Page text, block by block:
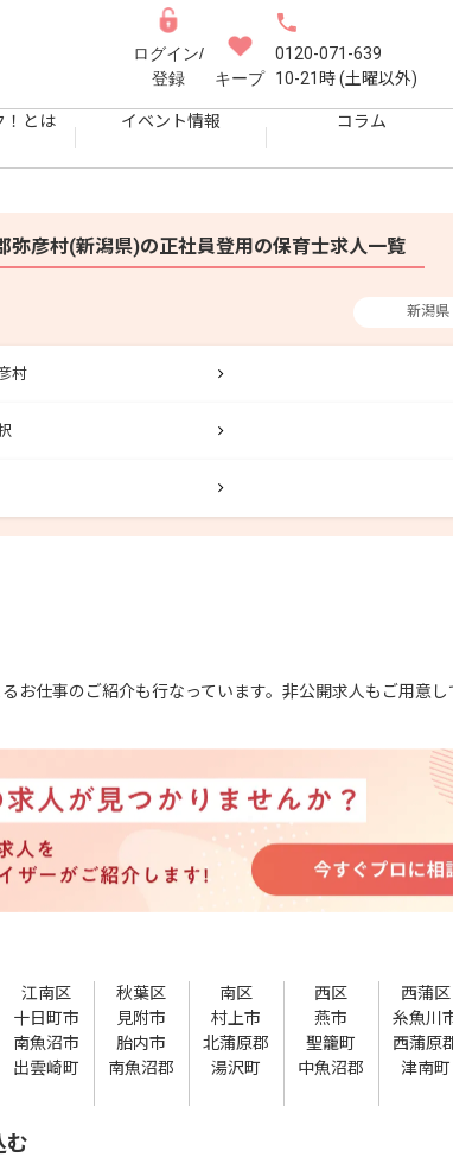
ログイン/
登録
キープ
0120-071-639
10-21時 (土曜以外)
！とは イベント情報 コラム
弥彦村(新潟県)の正社員登用の保育士求人一覧
新潟県
村
お仕事のご紹介も行なっています。非公開求人もご用意
江南区 秋葉区 南区 西区 西蒲区
十日町市 見附市 村上市 燕市 糸魚川
南魚沼市 胎内市 北蒲原郡 聖籠町 西蒲原
出雲崎町 南魚沼郡 湯沢町 中魚沼郡 津南町
む